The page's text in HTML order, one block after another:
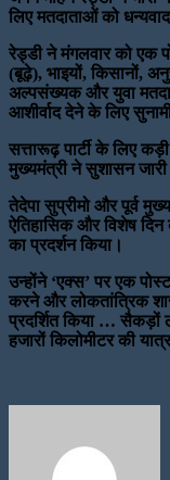
लिए मतदाताओं को धन्यवाद
रेड्डी ने मंगलवार को एक
(बूढ़े), भाइयों, किसानों,
अल्पसंख्यक और युवा
आशीर्वाद देने के लिए
सत्तारूढ़ पार्टी के लिए
मुख्यमंत्री ने सुशासन जारी
तेदेपा सुप्रीमो और पूर्व
ऐतिहासिक और विशेष
का प्रदर्शन किया।
उन्होंने ‘एक्स’ पर एक
करने और लोकतांत्रिक
प्रदर्शित किया … सैकड़ों
हजारों किलोमीटर की